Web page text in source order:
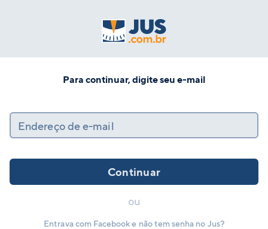
Para continuar, digite seu e-mail
Endereço de e-mail
Continuar
ou
Entrava com Facebook e não tem senha no Jus?